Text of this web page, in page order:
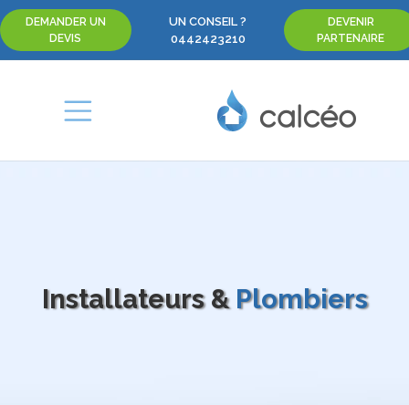
DEMANDER UN
DEVIS
UN CONSEIL ?
0442423210
DEVENIR
PARTENAIRE
Installateurs & Plombiers